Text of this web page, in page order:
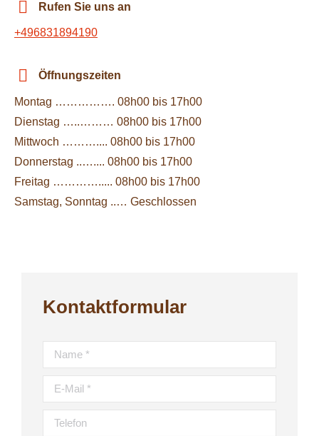
Rufen Sie uns an
+496831894190
Öffnungszeiten
Montag ……………. 08h00 bis 17h00
Dienstag …..……… 08h00 bis 17h00
Mittwoch ……….... 08h00 bis 17h00
Donnerstag ..….... 08h00 bis 17h00
Freitag …………..... 08h00 bis 17h00
Samstag, Sonntag ..… Geschlossen
Kontaktformular
Name *
E-Mail *
Telefon